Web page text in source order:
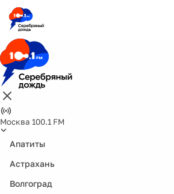
Москва 100.1 FM
Апатиты
Астрахань
Волгоград